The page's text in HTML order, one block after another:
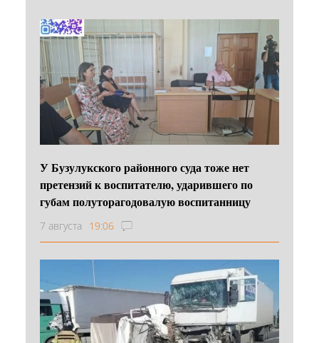
У Бузулукского районного суда тоже нет
претензий к воспитателю, ударившего по
губам полуторагодовалую воспитанницу
7 августа 19:06